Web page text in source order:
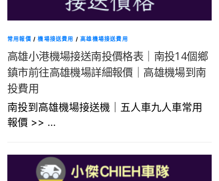
常用報價 /機場接送費用 /高雄機場接送費用
高雄小港機場接送南投價格表｜南投14個鄉
鎮市前往高雄機場詳細報價｜高雄機場到南
投費用
南投到高雄機場接送機｜五人車九人車常用
報價 >> …